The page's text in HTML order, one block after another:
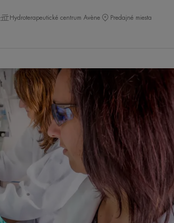
Hydroterapeutické centrum Avène Predajné miesta